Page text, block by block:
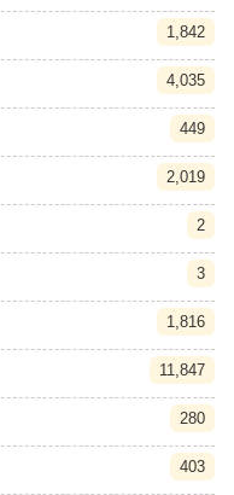
1,842
4,035
449
2,019
2
3
1,816
11,847
280
403